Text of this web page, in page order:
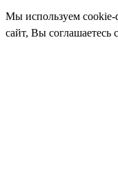
Мы используем
сайт, Вы соглашаетесь